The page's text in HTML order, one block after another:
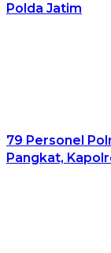
Polda Jatim
79 Personel
Pangkat,